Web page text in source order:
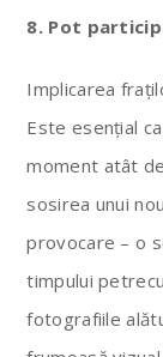
8. Pot
Implicarea
Este esențial
moment atât
sosirea unui
provocare – o
timpului
fotografiile